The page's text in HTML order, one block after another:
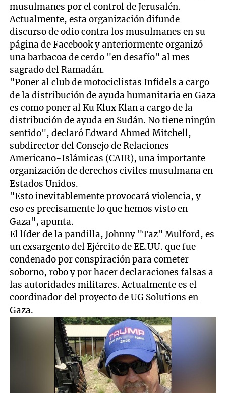
musulmanes por el control de Jerusalén.
Actualmente, esta organización difunde
discurso de odio contra los musulmanes en su
página de Facebook y anteriormente organizó
una barbacoa de cerdo "en desafío" al mes
sagrado del Ramadán.
"Poner al club de motociclistas Infidels a cargo
de la distribución de ayuda humanitaria en Gaza
es como poner al Ku Klux Klan a cargo de la
distribución de ayuda en Sudán. No tiene ningún
sentido", declaró Edward Ahmed Mitchell,
subdirector del Consejo de Relaciones
Americano-Islámicas (CAIR), una importante
organización de derechos civiles musulmana en
Estados Unidos.
"Esto inevitablemente provocará violencia, y
eso es precisamente lo que hemos visto en
Gaza", apunta.
El líder de la pandilla, Johnny "Taz" Mulford, es
un exsargento del Ejército de EE.UU. que fue
condenado por conspiración para cometer
soborno, robo y por hacer declaraciones falsas a
las autoridades militares. Actualmente es el
coordinador del proyecto de UG Solutions en
Gaza.